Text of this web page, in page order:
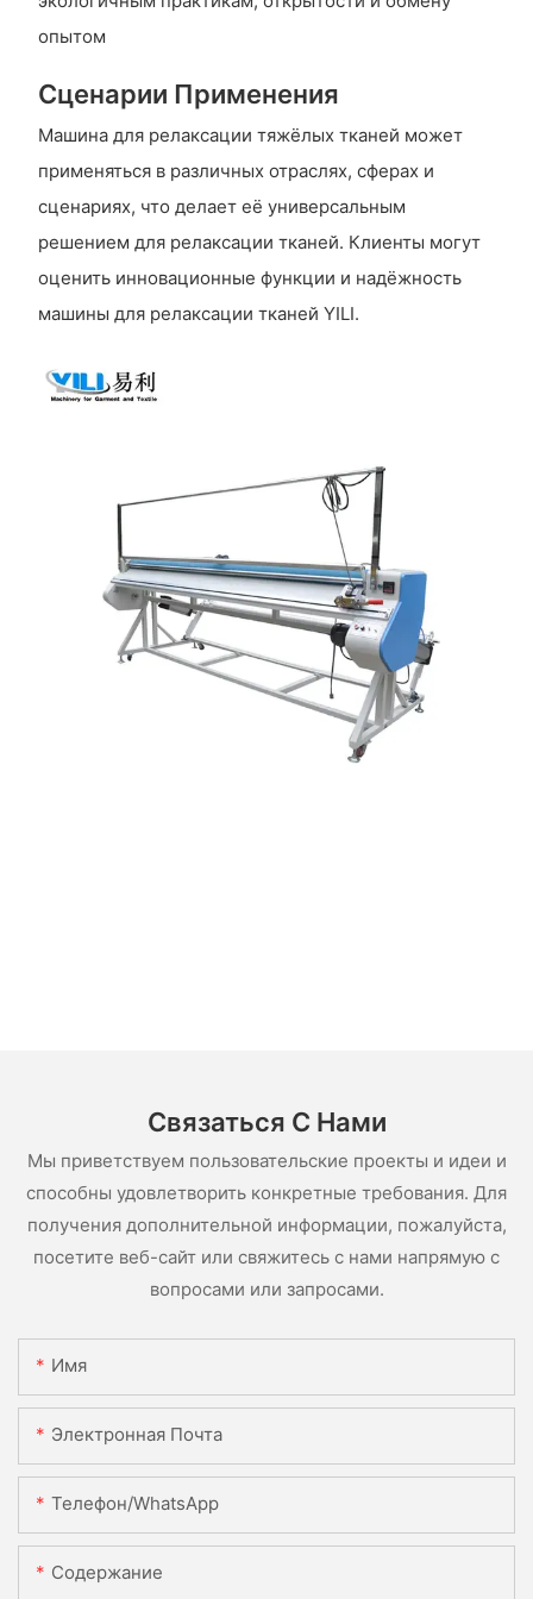
опытом
Сценарии Применения
Машина для релаксации тяжёлых тканей может
применяться в различных отраслях, сферах и
сценариях, что делает её универсальным
решением для релаксации тканей. Клиенты могут
оценить инновационные функции и надёжность
машины для релаксации тканей YILI.
Связаться С Нами
Мы приветствуем пользовательские проекты и идеи и
способны удовлетворить конкретные требования. Для
получения дополнительной информации, пожалуйста,
посетите веб-сайт или свяжитесь с нами напрямую с
вопросами или запросами.
Имя
Электронная Почта
Телефон/WhatsApp
Содержание